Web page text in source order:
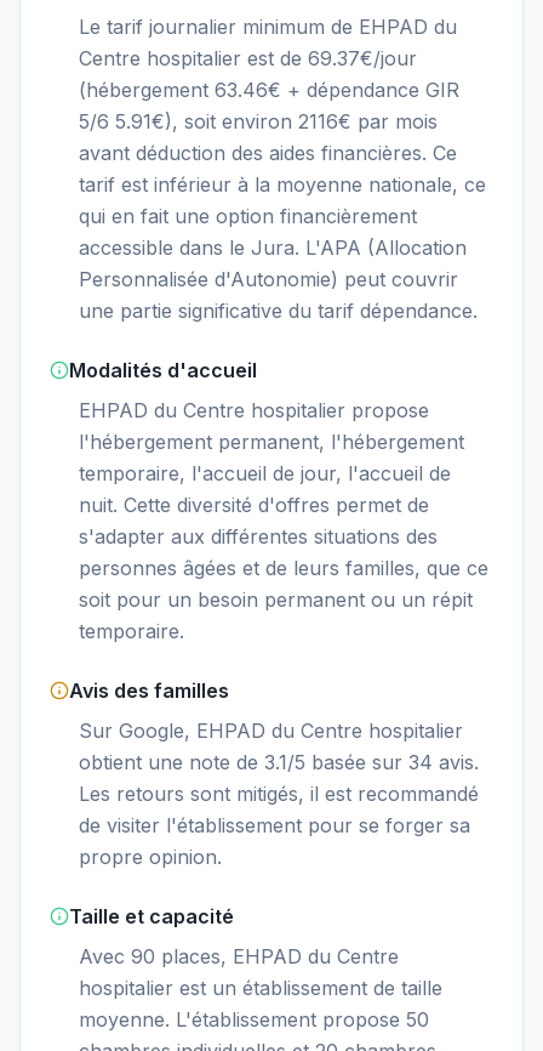
Le tarif journalier minimum de EHPAD du
Centre hospitalier est de 69.37€/jour
(hébergement 63.46€ + dépendance GIR
5/6 5.91€), soit environ 2116€ par mois
avant déduction des aides financières. Ce
tarif est inférieur à la moyenne nationale, ce
qui en fait une option financièrement
accessible dans le Jura. L'APA (Allocation
Personnalisée d'Autonomie) peut couvrir
une partie significative du tarif dépendance.
Modalités d'accueil
EHPAD du Centre hospitalier propose
l'hébergement permanent, l'hébergement
temporaire, l'accueil de jour, l'accueil de
nuit. Cette diversité d'offres permet de
s'adapter aux différentes situations des
personnes âgées et de leurs familles, que ce
soit pour un besoin permanent ou un répit
temporaire.
Avis des familles
Sur Google, EHPAD du Centre hospitalier
obtient une note de 3.1/5 basée sur 34 avis.
Les retours sont mitigés, il est recommandé
de visiter l'établissement pour se forger sa
propre opinion.
Taille et capacité
Avec 90 places, EHPAD du Centre
hospitalier est un établissement de taille
moyenne. L'établissement propose 50